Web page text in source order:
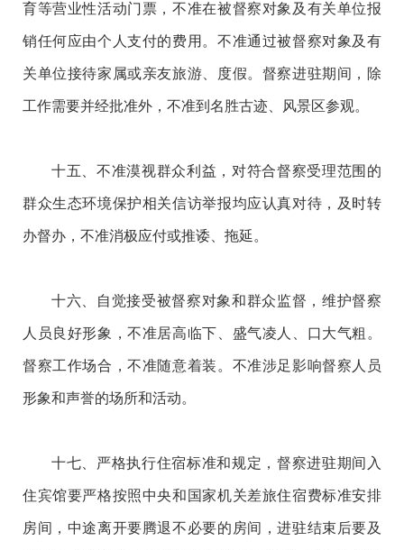
育等营业性活动门票，不准在被督察对象及有关单位报
销任何应由个人支付的费用。不准通过被督察对象及有
关单位接待家属或亲友旅游、度假。督察进驻期间，除
工作需要并经批准外，不准到名胜古迹、风景区参观。
十五、不准漠视群众利益，对符合督察受理范围的
群众生态环境保护相关信访举报均应认真对待，及时转
办督办，不准消极应付或推诿、拖延。
十六、自觉接受被督察对象和群众监督，维护督察
人员良好形象，不准居高临下、盛气凌人、口大气粗。
督察工作场合，不准随意着装。不准涉足影响督察人员
形象和声誉的场所和活动。
十七、严格执行住宿标准和规定，督察进驻期间入
住宾馆要严格按照中央和国家机关差旅住宿费标准安排
房间，中途离开要腾退不必要的房间，进驻结束后要及